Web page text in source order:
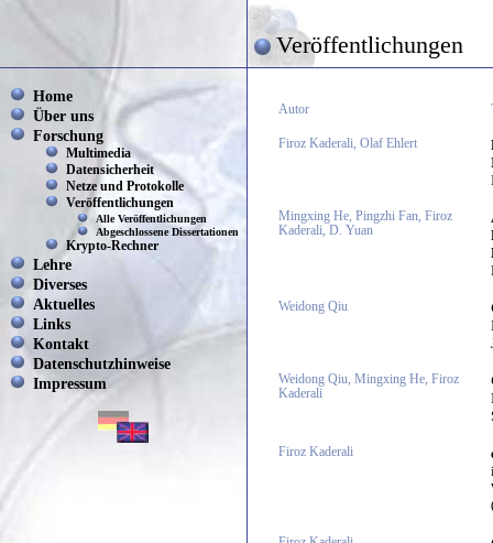
Veröffentlichungen
Home
Über uns
Forschung
Multimedia
Datensicherheit
Netze und Protokolle
Veröffentlichungen
Alle Veröffentlichungen
Abgeschlossene Dissertationen
Krypto-Rechner
Lehre
Diverses
Aktuelles
Links
Kontakt
Datenschutzhinweise
Impressum
Autor
Firoz Kaderali, Olaf Ehlert
Mingxing He, Pingzhi Fan, Firoz
Kaderali, D. Yuan
Weidong Qiu
Weidong Qiu, Mingxing He, Firoz
Kaderali
Firoz Kaderali